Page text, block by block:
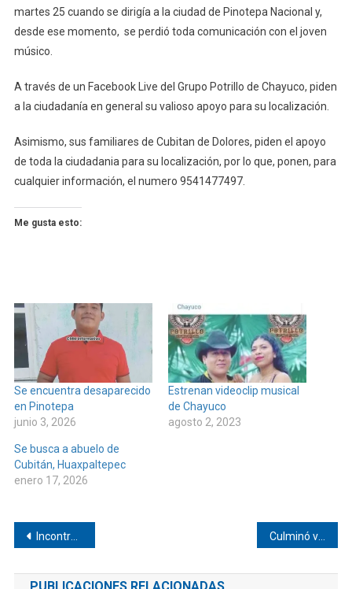
martes 25 cuando se dirigía a la ciudad de Pinotepa Nacional y,
desde ese momento, se perdió toda comunicación con el joven
músico.
A través de un Facebook Live del Grupo Potrillo de Chayuco, piden
a la ciudadanía en general su valioso apoyo para su localización.
Asimismo, sus familiares de Cubitan de Dolores, piden el apoyo
de toda la ciudadania para su localización, por lo que, ponen, para
cualquier información, el numero 9541477497.
Me gusta esto:
Se encuentra desaparecido
en Pinotepa
junio 3, 2026
Estrenan videoclip musical
de Chayuco
agosto 2, 2023
Se busca a abuelo de
Cubitán, Huaxpaltepec
enero 17, 2026
Navegación
de
Incontrolable aumento de COVID-19 en Pinotepa